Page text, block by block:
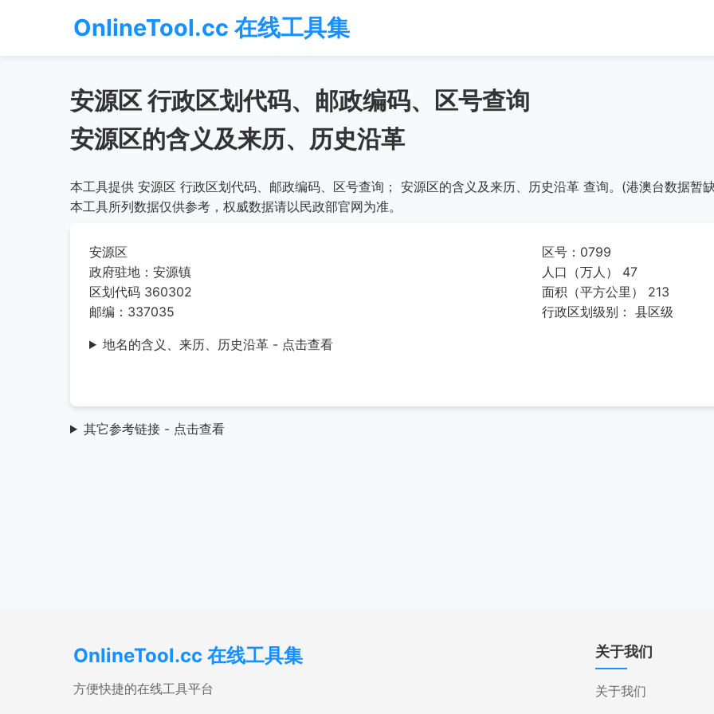
OnlineTool.cc 在线工具集
安源区 行政区划代码、邮政编码、区号查询
安源区的含义及来历、历史沿革
本工具提供 安源区 行政区划代码、邮政编码、区号查询； 安源区的含义及来历、历史沿革 查询。(港澳台数据暂
本工具所列数据仅供参考，权威数据请以民政部官网为准。
安源区
政府驻地：安源镇
区划代码 360302
邮编：337035
区号：0799
人口（万人） 47
面积（平方公里） 213
行政区划级别： 县区级
地名的含义、来历、历史沿革 - 点击查看
其它参考链接 - 点击查看
OnlineTool.cc 在线工具集
方便快捷的在线工具平台
关于我们
关于我们